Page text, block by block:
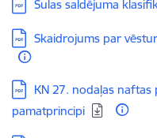
Sulas saldējuma
Lejupielādēt:
Skaidrojums par
Lejupielādēt:
KN 27. nodaļas
pamatprincipi